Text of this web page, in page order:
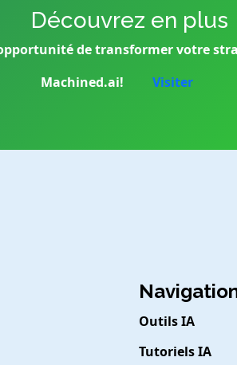
Découvrez en plus
de transformer votre
Machined.ai!
Visiter
Outils IA
Tutoriels IA